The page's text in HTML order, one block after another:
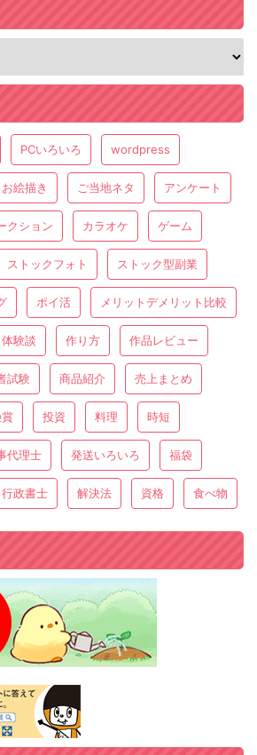
PCいろいろ wordpress
お絵描き ご当地ネタ アンケート
クション カラオケ ゲーム
ストックフォト ストック型副業
ポイ活 メリットデメリット比較
体験談 作り方 作品レビュー
試験 商品紹介 売上まとめ
投資 料理 時短
代理士 発送いろいろ 福袋
行政書士 解決法 資格 食べ物